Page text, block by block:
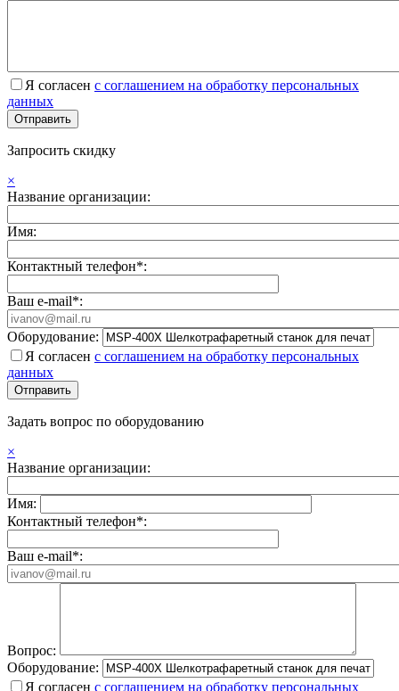
Я согласен с соглашением на обработку персональных
данных
Запросить скидку
×
Название организации:
Имя:
Контактный телефон*:
Ваш e-mail*:
Оборудование:
Я согласен с соглашением на обработку персональных
данных
Задать вопрос по оборудованию
×
Название организации:
Имя:
Контактный телефон*:
Ваш e-mail*:
Вопрос:
Оборудование:
Я согласен с соглашением на обработку персональных